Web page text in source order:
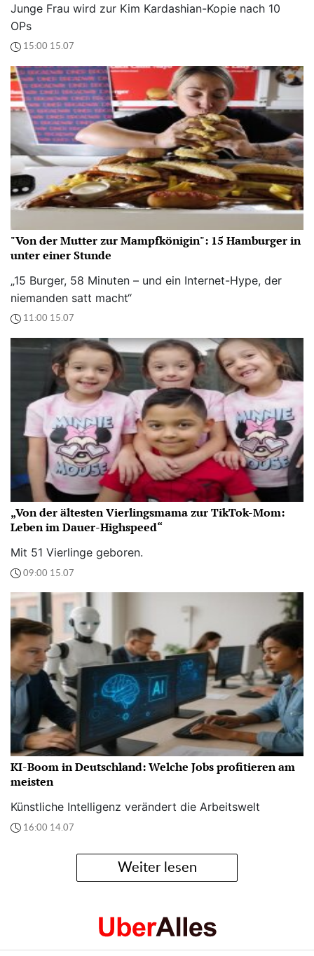
Junge Frau wird zur Kim Kardashian-Kopie nach 10
OPs
15:00 15.07
"Von der Mutter zur Mampfkönigin": 15 Hamburger in
unter einer Stunde
„15 Burger, 58 Minuten – und ein Internet-Hype, der
niemanden satt macht“
11:00 15.07
„Von der ältesten Vierlingsmama zur TikTok-Mom:
Leben im Dauer-Highspeed“
Mit 51 Vierlinge geboren.
09:00 15.07
KI-Boom in Deutschland: Welche Jobs profitieren am
meisten
Künstliche Intelligenz verändert die Arbeitswelt
16:00 14.07
Weiter lesen